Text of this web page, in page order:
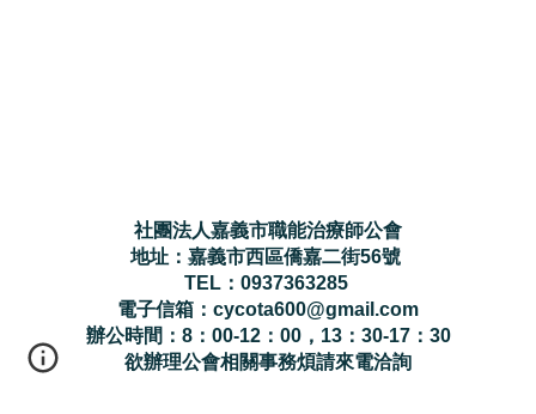
社團法人嘉義市職能治療師公會
地址：嘉義市西區僑嘉二街56號
TEL：0937363285
電子信箱：cycota600@gmail.com
辦公時間：8：00-12：00，13：30-17：30
欲辦理公會相關事務煩請來電洽詢